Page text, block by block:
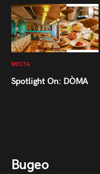
МЕСТА
Spotlight On: DÒMA
Видео